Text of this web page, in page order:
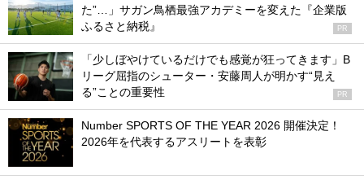
た”…」サガン鳥栖最強アカデミーを変えた『企業版
ふるさと納税』
PR
「少しぼやけているだけでも感覚が狂ってきます」B
リーグ屈指のシューター・安藤周人が明かす“見え
る”ことの重要性
PR
Number SPORTS OF THE YEAR 2026 開催決定！
2026年を代表するアスリートを表彰